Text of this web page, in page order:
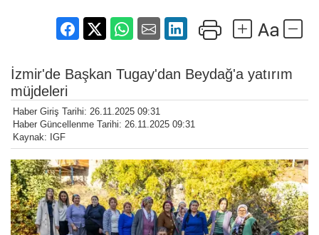
İzmir'de Başkan Tugay'dan Beydağ'a yatırım
müjdeleri
Haber Giriş Tarihi: 26.11.2025 09:31
Haber Güncellenme Tarihi: 26.11.2025 09:31
Kaynak: IGF